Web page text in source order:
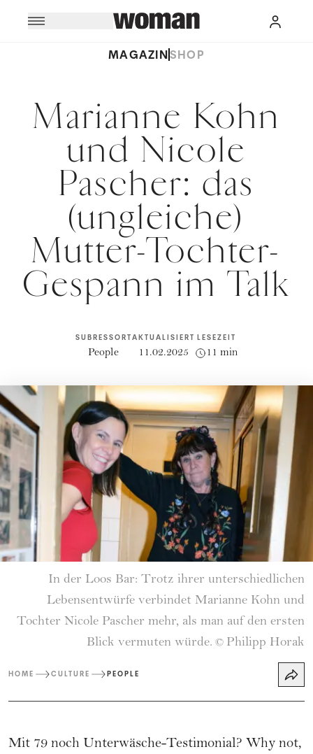
MAGAZINSHOP
Marianne Kohn
und Nicole
Pascher: das
(ungleiche)
Mutter-Tochter-
Gespann im Talk
SUBRESSORT
People
AKTUALISIERT
11.02.2025
LESEZEIT
11 min
In der Loos Bar: Trotz ihrer unterschiedlichen
Lebensentwürfe verbindet Marianne Kohn und
Tochter Nicole Pascher mehr, als man auf den ersten
Blick vermuten würde. © Philipp Horak
HOME CULTURE PEOPLE
Mit 79 noch Unterwäsche-Testimonial? Why not,